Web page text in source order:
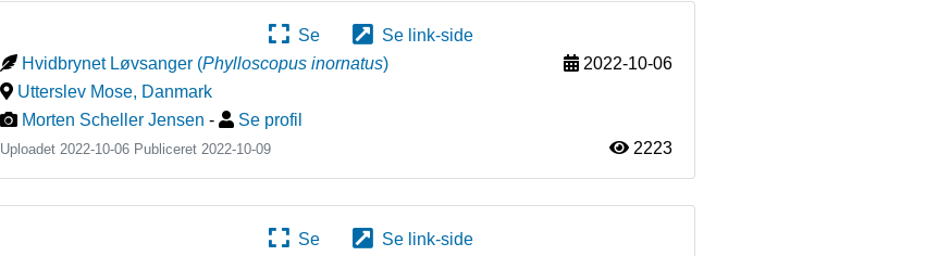
Se
Se link-side
Hvidbrynet Løvsanger (Phylloscopus inornatus)
2022-10-06
Utterslev Mose, Danmark
Morten Scheller Jensen - Se profil
Uploadet 2022-10-06 Publiceret 2022-10-09 2223
Se
Se link-side